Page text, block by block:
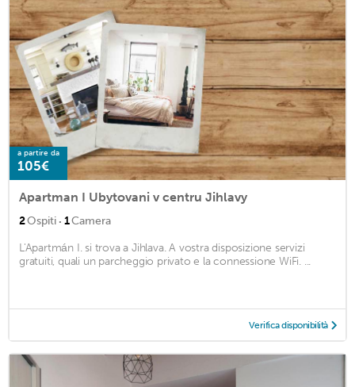
a partire da
105€
Apartman I Ubytovani v centru Jihlavy
2Ospiti · 1Camera
L'Apartmán I. si trova a Jihlava. A vostra disposizione servizi
gratuiti, quali un parcheggio privato e la connessione WiFi. ...
Verifica disponibilità